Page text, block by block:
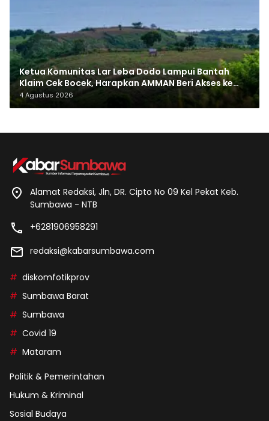
Ketua Komunitas Lar Leba Dodo Lampui Bantah
Klaim Cek Bocek, Harapkan AMMAN Beri Akses ke
Makam Leluhur
4 Agustus 2026
Alamat Redaksi, Jln, DR. Cipto No 09 Kel Pekat Keb.
Sumbawa - NTB
+6281906958291
redaksi@kabarsumbawa.com
diskomfotikprov
Sumbawa Barat
Sumbawa
Covid 19
Mataram
Politik & Pemerintahan
Hukum & Kriminal
Sosial Budaya